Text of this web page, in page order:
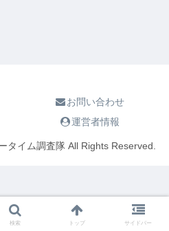
お問い合わせ
運営者情報
イム調査隊 All Rights Reserved.
検索 トップ サイドバー